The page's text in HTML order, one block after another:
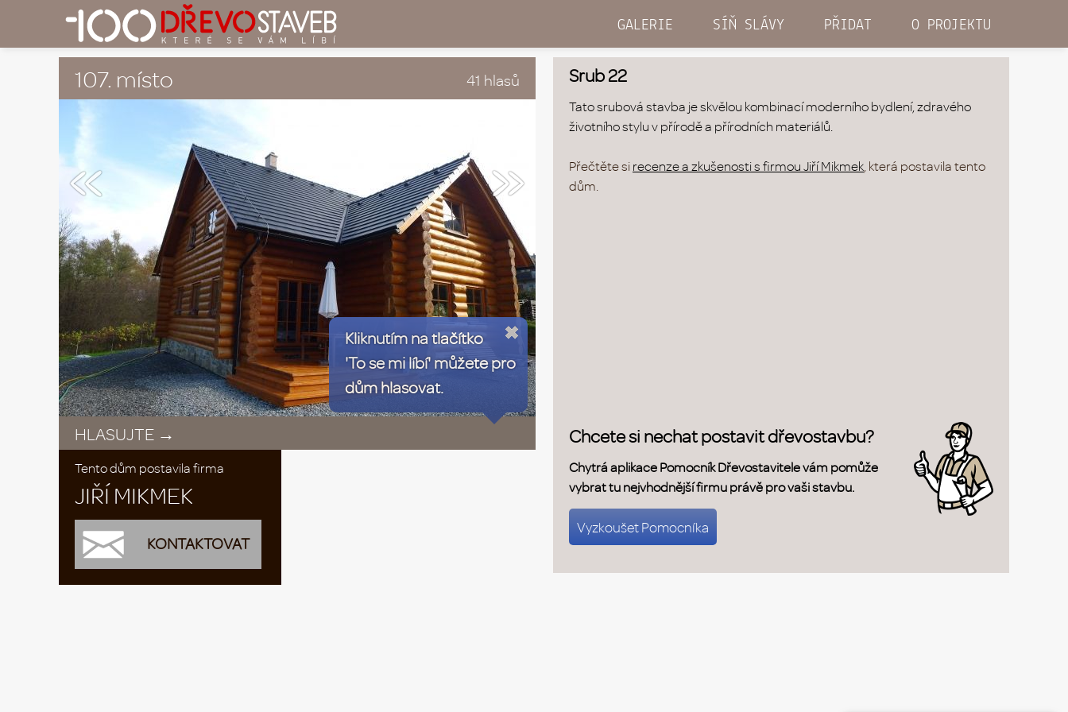
GALERIE SÍŇ SLÁVY PŘIDAT O PROJEKTU
107. místo 41 hlasů
Kliknutím na tlačítko
'To se mi líbí' můžete pro
dům hlasovat.
»
«
HLASUJTE →
Tento dům postavila firma
JIŘÍ MIKMEK
KONTAKTOVAT
Srub 22
Tato srubová stavba je skvělou kombinací moderního bydlení, zdravého
životního stylu v přírodě a přírodních materiálů.
Přečtěte sirecenze a zkušenosti s firmou Jiří Mikmek, která postavila tento
dům.
Chcete si nechat postavit dřevostavbu?
Chytrá aplikace Pomocník Dřevostavitele vám pomůže
vybrat tu nejvhodnější firmu právě pro vaši stavbu.
Vyzkoušet Pomocníka